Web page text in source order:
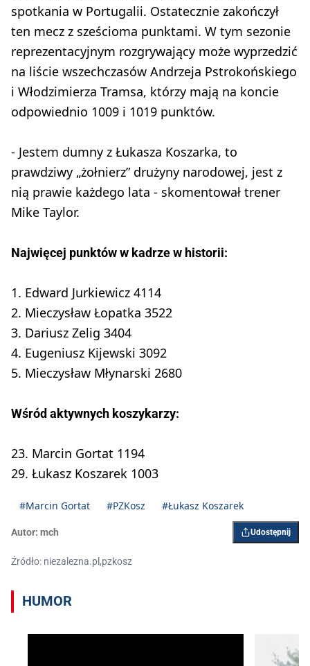
spotkania w Portugalii. Ostatecznie zakończył
ten mecz z sześcioma punktami. W tym sezonie
reprezentacyjnym rozgrywający może wyprzedzić
na liście wszechczasów Andrzeja Pstrokońskiego
i Włodzimierza Tramsa, którzy mają na koncie
odpowiednio 1009 i 1019 punktów.
- Jestem dumny z Łukasza Koszarka, to
prawdziwy „żołnierz” drużyny narodowej, jest z
nią prawie każdego lata - skomentował trener
Mike Taylor.
Najwięcej punktów w kadrze w historii:
1. Edward Jurkiewicz 4114
2. Mieczysław Łopatka 3522
3. Dariusz Zelig 3404
4. Eugeniusz Kijewski 3092
5. Mieczysław Młynarski 2680
Wśród aktywnych koszykarzy:
23. Marcin Gortat 1194
29. Łukasz Koszarek 1003
#Marcin Gortat #PZKosz #Łukasz Koszarek
Autor: mch Udostępnij
Źródło: niezalezna.pl,pzkosz
HUMOR